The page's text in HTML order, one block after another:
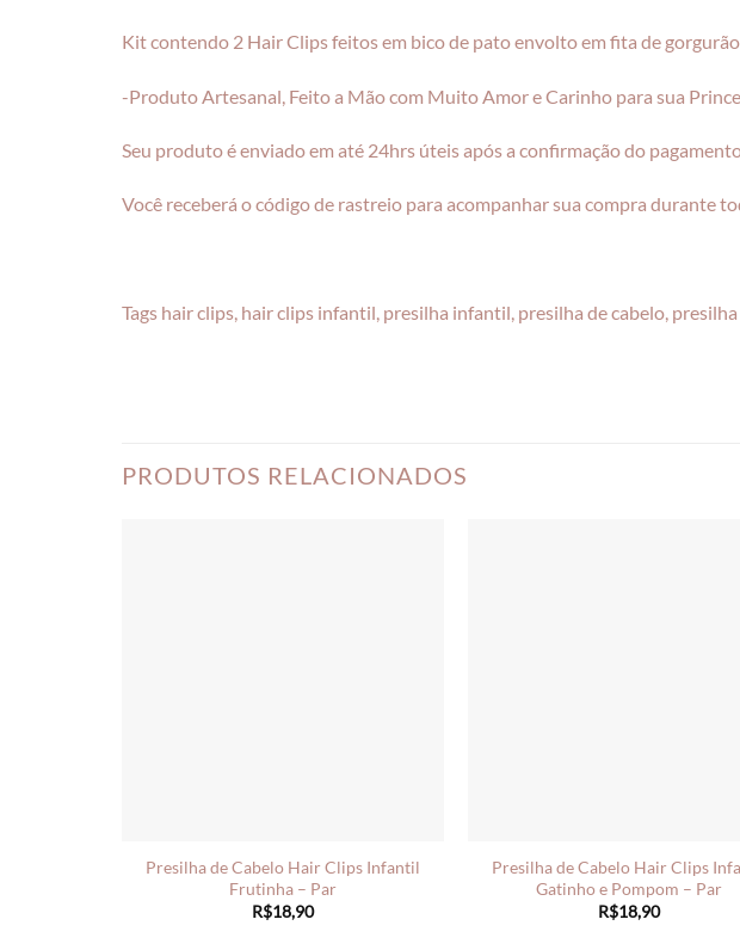
Kit contendo 2 Hair Clips feitos em bico de pato envolto em fita de gorgurão
-Produto Artesanal, Feito a Mão com Muito Amor e Carinho para sua
Seu produto é enviado em até 24hrs úteis após a confirmação do
Você receberá o código de rastreio para acompanhar sua compra durante
Tags hair clips, hair clips infantil, presilha infantil, presilha de cabelo,
PRODUTOS RELACIONADOS
Presilha de Cabelo Hair Clips Infantil
Frutinha – Par
R$18,90
Presilha de Cabelo Hair Clips
Gatinho e Pompom – Par
R$18,90